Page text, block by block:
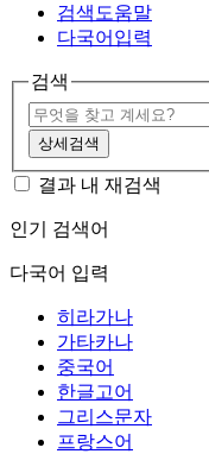
검색도움말
다국어입력
검색
상세검색
결과 내 재검색
인기 검색어
다국어 입력
히라가나
가타카나
중국어
한글고어
그리스문자
프랑스어